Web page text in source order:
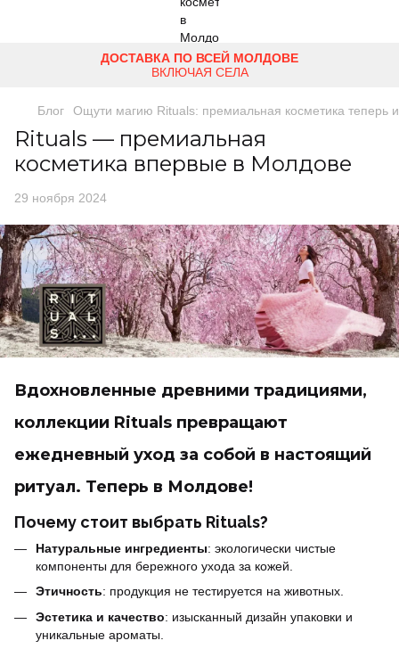
ДОСТАВКА ПО ВСЕЙ МОЛДОВЕ
ВКЛЮЧАЯ СЕЛА
Блог Ощути магию Rituals: премиальная косметика теперь
Rituals — премиальная
косметика впервые в Молдове
29 ноября 2024
Вдохновленные древними традициями,
коллекции Rituals превращают
ежедневный уход за собой в настоящий
ритуал. Теперь в Молдове!
Почему стоит выбрать Rituals?
Натуральные ингредиенты: экологически чистые
компоненты для бережного ухода за кожей.
Этичность: продукция не тестируется на животных.
Эстетика и качество: изысканный дизайн упаковки и
уникальные ароматы.